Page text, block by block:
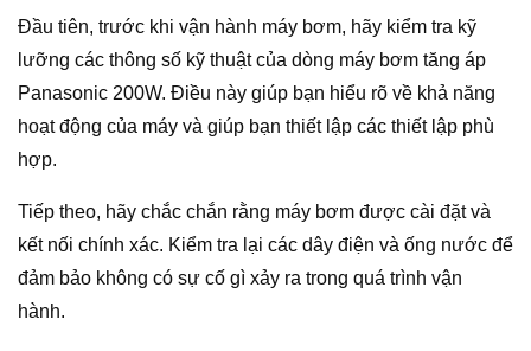
Đầu tiên, trước khi vận hành máy bơm, hãy kiểm tra kỹ
lưỡng các thông số kỹ thuật của dòng máy bơm tăng áp
Panasonic 200W. Điều này giúp bạn hiểu rõ về khả năng
hoạt động của máy và giúp bạn thiết lập các thiết lập phù
hợp.
Tiếp theo, hãy chắc chắn rằng máy bơm được cài đặt và
kết nối chính xác. Kiểm tra lại các dây điện và ống nước để
đảm bảo không có sự cố gì xảy ra trong quá trình vận
hành.